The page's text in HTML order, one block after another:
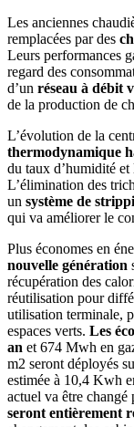
Les anciennes
remplacées par des
Leurs performances
regard des
d’un réseau à débit
de la production de
L’évolution de la
thermodynamique
du taux d’humidité et
L’élimination des
un système de
qui va améliorer le
Plus économes en
nouvelle génération
récupération des
réutilisation pour
utilisation terminale,
espaces verts. Les
an et 674 Mwh en
m2 seront déployés
estimée à 10,4 Kwh
actuel va être changé
seront entièrement